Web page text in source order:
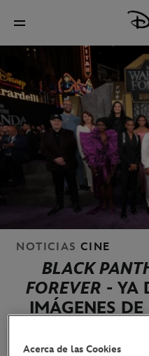
NOTICIAS CINE
BLACK
FOREVER - YA
IMÁGENES
Acerca de las Cookies